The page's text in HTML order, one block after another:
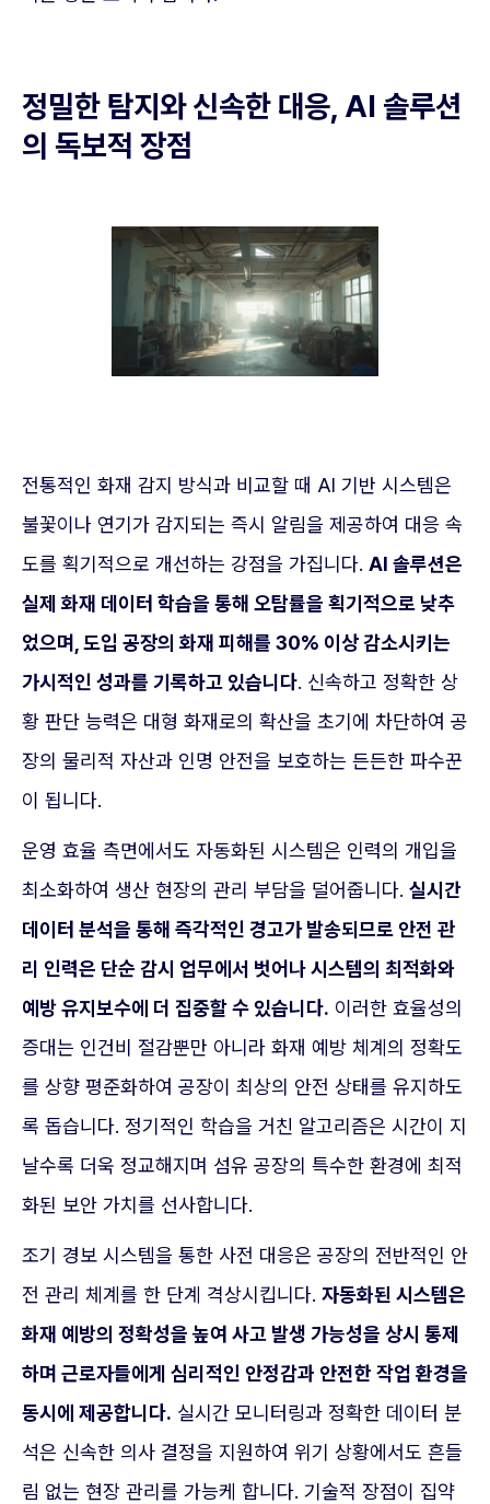
정밀한 탐지와 신속한 대응, AI 솔루션
의 독보적 장점
전통적인 화재 감지 방식과 비교할 때 AI 기반 시스템은
불꽃이나 연기가 감지되는 즉시 알림을 제공하여 대응 속
도를 획기적으로 개선하는 강점을 가집니다. AI 솔루션은
실제 화재 데이터 학습을 통해 오탐률을 획기적으로 낮추
었으며, 도입 공장의 화재 피해를 30% 이상 감소시키는
가시적인 성과를 기록하고 있습니다. 신속하고 정확한 상
황 판단 능력은 대형 화재로의 확산을 초기에 차단하여 공
장의 물리적 자산과 인명 안전을 보호하는 든든한 파수꾼
이 됩니다.
운영 효율 측면에서도 자동화된 시스템은 인력의 개입을
최소화하여 생산 현장의 관리 부담을 덜어줍니다. 실시간
데이터 분석을 통해 즉각적인 경고가 발송되므로 안전 관
리 인력은 단순 감시 업무에서 벗어나 시스템의 최적화와
예방 유지보수에 더 집중할 수 있습니다. 이러한 효율성의
증대는 인건비 절감뿐만 아니라 화재 예방 체계의 정확도
를 상향 평준화하여 공장이 최상의 안전 상태를 유지하도
록 돕습니다. 정기적인 학습을 거친 알고리즘은 시간이 지
날수록 더욱 정교해지며 섬유 공장의 특수한 환경에 최적
화된 보안 가치를 선사합니다.
조기 경보 시스템을 통한 사전 대응은 공장의 전반적인 안
전 관리 체계를 한 단계 격상시킵니다. 자동화된 시스템은
화재 예방의 정확성을 높여 사고 발생 가능성을 상시 통제
하며 근로자들에게 심리적인 안정감과 안전한 작업 환경을
동시에 제공합니다. 실시간 모니터링과 정확한 데이터 분
석은 신속한 의사 결정을 지원하여 위기 상황에서도 흔들
림 없는 현장 관리를 가능케 합니다. 기술적 장점이 집약